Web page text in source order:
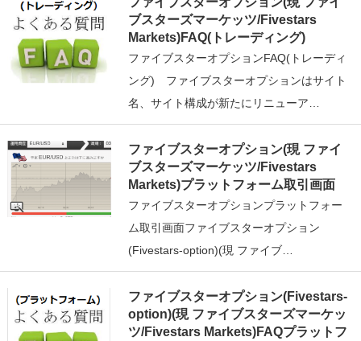
ブスターズマーケッツ/Fivestars
Markets)FAQ(トレーディング)
ファイブスターオプションFAQ(トレーディ
ング) ファイブスターオプションはサイト
名、サイト構成が新たにリニューア…
ファイブスターオプション(現 ファイ
ブスターズマーケッツ/Fivestars
Markets)プラットフォーム取引画面
ファイブスターオプションプラットフォー
ム取引画面ファイブスターオプション
(Fivestars-option)(現 ファイブ…
ファイブスターオプション(Fivestars-
option)(現 ファイブスターズマーケッ
ツ/Fivestars Markets)FAQプラットフ